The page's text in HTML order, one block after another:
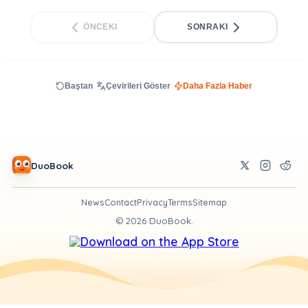
ÖNCEKI SONRAKI
Baştan Çevirileri Göster Daha Fazla Haber
DuoBook
NewsContactPrivacyTermsSitemap
© 2026DuoBook.